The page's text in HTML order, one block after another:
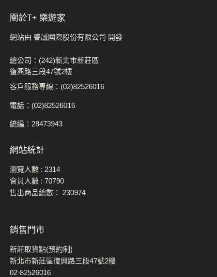
關於t+ 樂遊家
網站由 睿誠國際股份有限公司 開發
總公司：(242)新北市新莊區
復興路三段47號2樓
客戶服務專線：(02)82526016
電話：(02)82526016
統編：28473943
網站統計
瀏覽人數 : 2314
會員人數 : 70790
售出商品總數： 230974
銷售門市
新莊取貨點(預約制)
新北市新莊區復興路三段47號2樓
02-82526016